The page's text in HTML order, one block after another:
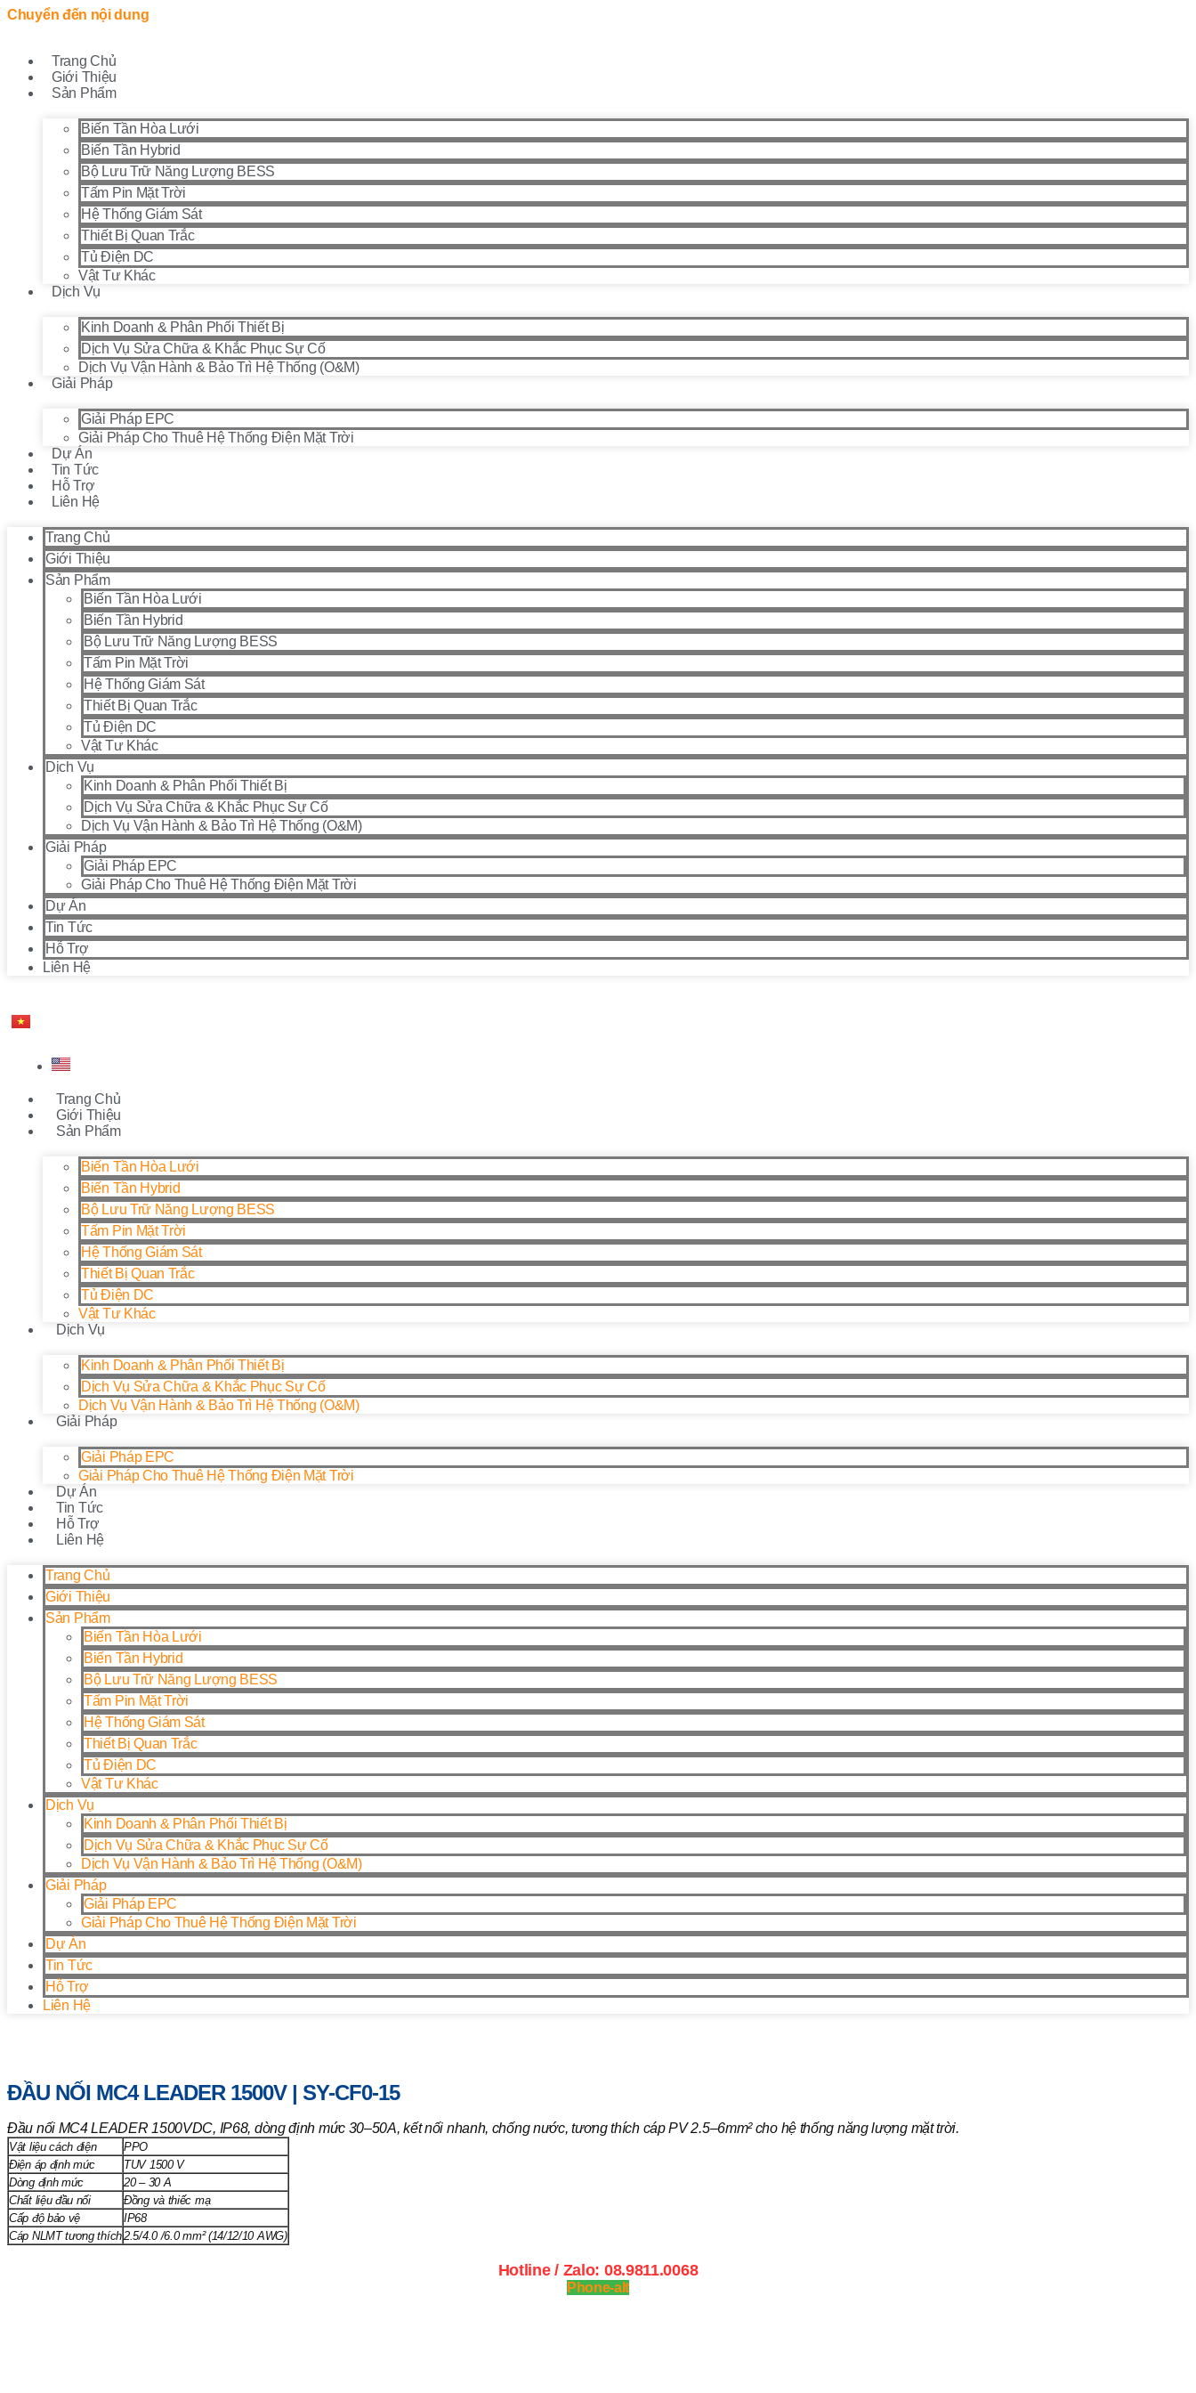
Chuyển đến nội dung
Trang Chủ
Giới Thiệu
Sản Phẩm
Biến Tần Hòa Lưới
Biến Tần Hybrid
Bộ Lưu Trữ Năng Lượng BESS
Tấm Pin Mặt Trời
Hệ Thống Giám Sát
Thiết Bị Quan Trắc
Tủ Điện DC
Vật Tư Khác
Dịch Vụ
Kinh Doanh & Phân Phối Thiết Bị
Dịch Vụ Sửa Chữa & Khắc Phục Sự Cố
Dịch Vụ Vận Hành & Bảo Trì Hệ Thống (O&M)
Giải Pháp
Giải Pháp EPC
Giải Pháp Cho Thuê Hệ Thống Điện Mặt Trời
Dự Án
Tin Tức
Hỗ Trợ
Liên Hệ
Trang Chủ
Giới Thiệu
Sản Phẩm
Biến Tần Hòa Lưới
Biến Tần Hybrid
Bộ Lưu Trữ Năng Lượng BESS
Tấm Pin Mặt Trời
Hệ Thống Giám Sát
Thiết Bị Quan Trắc
Tủ Điện DC
Vật Tư Khác
Dịch Vụ
Kinh Doanh & Phân Phối Thiết Bị
Dịch Vụ Sửa Chữa & Khắc Phục Sự Cố
Dịch Vụ Vận Hành & Bảo Trì Hệ Thống (O&M)
Giải Pháp
Giải Pháp EPC
Giải Pháp Cho Thuê Hệ Thống Điện Mặt Trời
Dự Án
Tin Tức
Hỗ Trợ
Liên Hệ
Trang Chủ
Giới Thiệu
Sản Phẩm
Biến Tần Hòa Lưới
Biến Tần Hybrid
Bộ Lưu Trữ Năng Lượng BESS
Tấm Pin Mặt Trời
Hệ Thống Giám Sát
Thiết Bị Quan Trắc
Tủ Điện DC
Vật Tư Khác
Dịch Vụ
Kinh Doanh & Phân Phối Thiết Bị
Dịch Vụ Sửa Chữa & Khắc Phục Sự Cố
Dịch Vụ Vận Hành & Bảo Trì Hệ Thống (O&M)
Giải Pháp
Giải Pháp EPC
Giải Pháp Cho Thuê Hệ Thống Điện Mặt Trời
Dự Án
Tin Tức
Hỗ Trợ
Liên Hệ
Trang Chủ
Giới Thiệu
Sản Phẩm
Biến Tần Hòa Lưới
Biến Tần Hybrid
Bộ Lưu Trữ Năng Lượng BESS
Tấm Pin Mặt Trời
Hệ Thống Giám Sát
Thiết Bị Quan Trắc
Tủ Điện DC
Vật Tư Khác
Dịch Vụ
Kinh Doanh & Phân Phối Thiết Bị
Dịch Vụ Sửa Chữa & Khắc Phục Sự Cố
Dịch Vụ Vận Hành & Bảo Trì Hệ Thống (O&M)
Giải Pháp
Giải Pháp EPC
Giải Pháp Cho Thuê Hệ Thống Điện Mặt Trời
Dự Án
Tin Tức
Hỗ Trợ
Liên Hệ
ĐẦU NỐI MC4 LEADER 1500V | SY-CF0-15
Đầu nối MC4 LEADER 1500VDC, IP68, dòng định mức 30–50A, kết nối nhanh, chống nước, tương thích cáp PV 2.5–6mm² cho hệ thống năng lượng mặt trời.
Vật liệu cách điện
PPO
Điện áp định mức
TUV 1500 V
Dòng định mức
20 – 30 A
Chất liệu đầu nối
Đồng và thiếc mạ
Cấp độ bảo vệ
IP68
Cáp NLMT tương thích2.5/4.0 /6.0 mm² (14/12/10 AWG)
Hotline / Zalo: 08.9811.0068
Phone-alt